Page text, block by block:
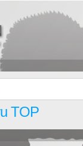
TOP